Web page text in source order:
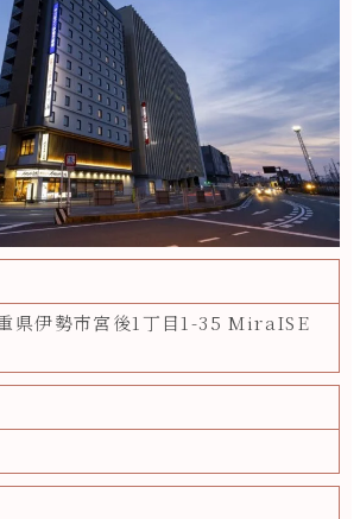
県伊勢市宮後1丁目1-35 MiraISE